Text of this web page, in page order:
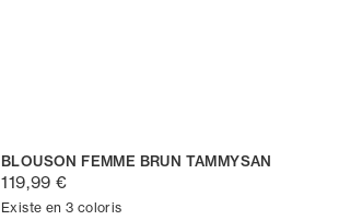
BLOUSON FEMME BRUN TAMMYSAN
119,99 €
Existe en 3 coloris